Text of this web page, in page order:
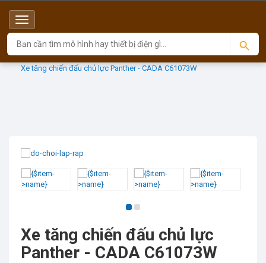
Menu
Top
Sản phẩm CADA
Xe tăng chiến đấu chủ lực Panther - CADA C61073W
Xe tăng chiến đấu chủ lực
Panther - CADA C61073W